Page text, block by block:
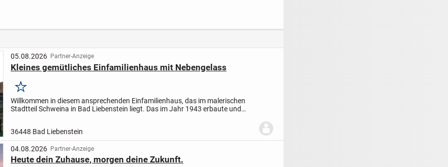
05.08.2026 Partner-Anzeige
Kleines gemütliches Einfamilienhaus mit Nebengelass
Merken
Willkommen in diesem ansprechenden Einfamilienhaus, das im malerischen
Stadtteil Schweina in Bad Liebenstein liegt. Das im Jahr 1943 erbaute und
36448 Bad Liebenstein
04.08.2026 Partner-Anzeige
Heute dein Zuhause, morgen deine Zukunft.